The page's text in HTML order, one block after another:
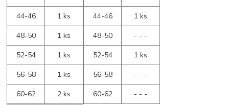
44-46
1 ks
48-50
1 ks
52-54
1 ks
56-58
1 ks
60-62
2 ks
44-46
1 ks
48-50
- - -
52-54
1 ks
56-58
- - -
60-62
- - -